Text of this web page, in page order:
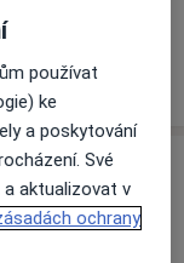
informace o
používat
ke
a poskytování
Své
aktualizovat v
ochrany